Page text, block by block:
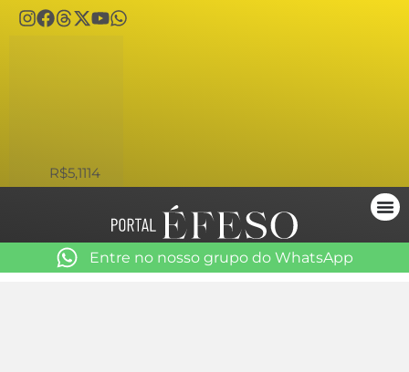
R$5,1114
Entre no nosso grupo do WhatsApp